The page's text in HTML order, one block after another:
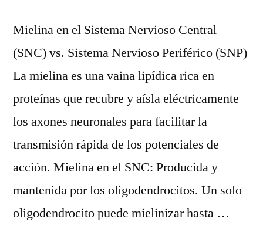
Mielina en el Sistema Nervioso Central
(SNC) vs. Sistema Nervioso Periférico (SNP)
La mielina es una vaina lipídica rica en
proteínas que recubre y aísla eléctricamente
los axones neuronales para facilitar la
transmisión rápida de los potenciales de
acción. Mielina en el SNC: Producida y
mantenida por los oligodendrocitos. Un solo
oligodendrocito puede mielinizar hasta …